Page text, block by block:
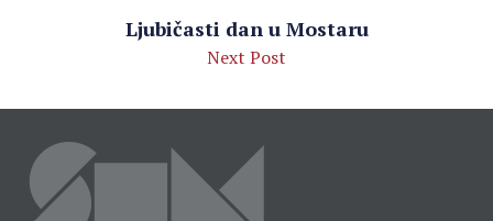
Ljubičasti dan u Mostaru
Next Post